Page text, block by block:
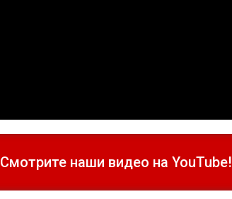
Смотрите наши видео на YouTube!